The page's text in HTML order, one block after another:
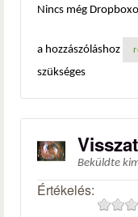
Nincs még
a hozzászóláshoz
szükséges
Beküldte
Értékelés: